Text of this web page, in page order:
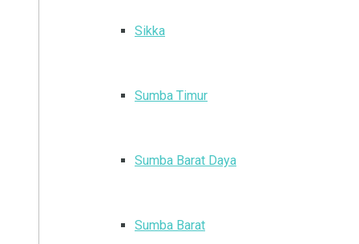
Sikka
Sumba Timur
Sumba Barat Daya
Sumba Barat